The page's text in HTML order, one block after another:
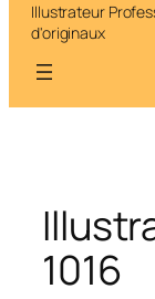
Illustrateur
d'originaux
1016